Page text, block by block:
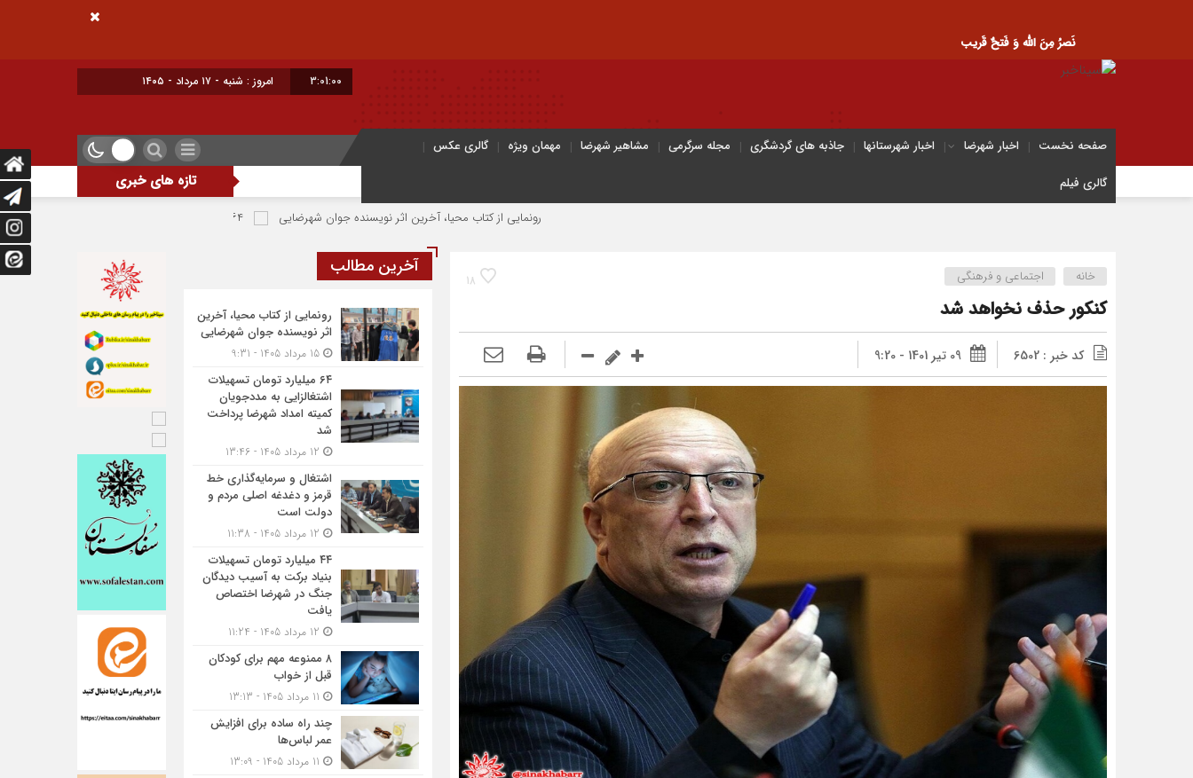
نَصرُ مِنَ الله وَ فَتحٌ قَریب
3:01:01 امروز : شنبه - ۱۷ مرداد - ۱۴۰۵
صفحه نخست اخبار شهرضا اخبار شهرستانها جاذبه های گردشگری مجله سرگرمی مشاهیر شهرضا مهمان ویژه
گالری عکس
گالری فیلم
تازه های خبری
رونمایی از کتاب محیا، آخرین اثر نویسنده جوان شهرضایی ۶۴ میلیارد تومان تسهیلات اشتغالزایی به مددجویان کمیته امداد شهرضا پرداخت شد
18 خانه اجتماعی و فرهنگی
کنکور حذف نخواهد شد
کد خبر : 6502 09 تیر 1401 - 9:20
آخرین مطالب
رونمایی از کتاب محیا، آخرین
اثر نویسنده جوان شهرضایی
۶۴ میلیارد تومان تسهیلات
اشتغالزایی به مددجویان
کمیته امداد شهرضا پرداخت
شد
اشتغال و سرمایه‌گذاری خط
قرمز و دغدغه اصلی مردم و
دولت است
۴۴ میلیارد تومان تسهیلات
بنیاد برکت به آسیب دیدگان
جنگ در شهرضا اختصاص
یافت
۸ ممنوعه مهم برای کودکان
قبل از خواب
چند راه ساده برای افزایش
عمر لباس‌ها